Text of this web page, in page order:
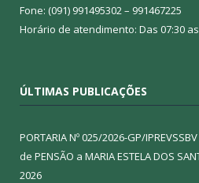
Fone: (091) 991495302 – 991467225
Horário de atendimento: Das 07:30
ÚLTIMAS PUBLICAÇÕES
PORTARIA Nº 025/2026-GP/
de PENSÃO a MARIA ESTELA DOS
2026